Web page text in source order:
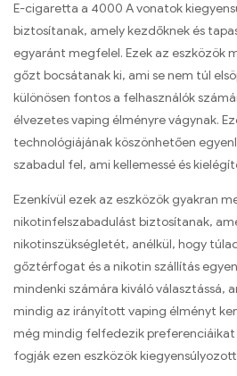
E-cigaretta a 4000 A vonatok
biztosítanak, amely kezdőknek és
egyaránt megfelel. Ezek az eszközök
gőzt bocsátanak ki, ami se nem túl
különösen fontos a felhasználók
élvezetes vaping élményre vágynak.
technológiájának köszönhetően
szabadul fel, ami kellemessé és
Ezenkívül ezek az eszközök gyakran
nikotinfelszabadulást biztosítanak,
nikotinszükségletét, anélkül, hogy
gőztérfogat és a nikotin szállítás
mindenki számára kiváló választássá,
mindig az irányított vaping élményt
még mindig felfedezik preferenciáikat
fogják ezen eszközök